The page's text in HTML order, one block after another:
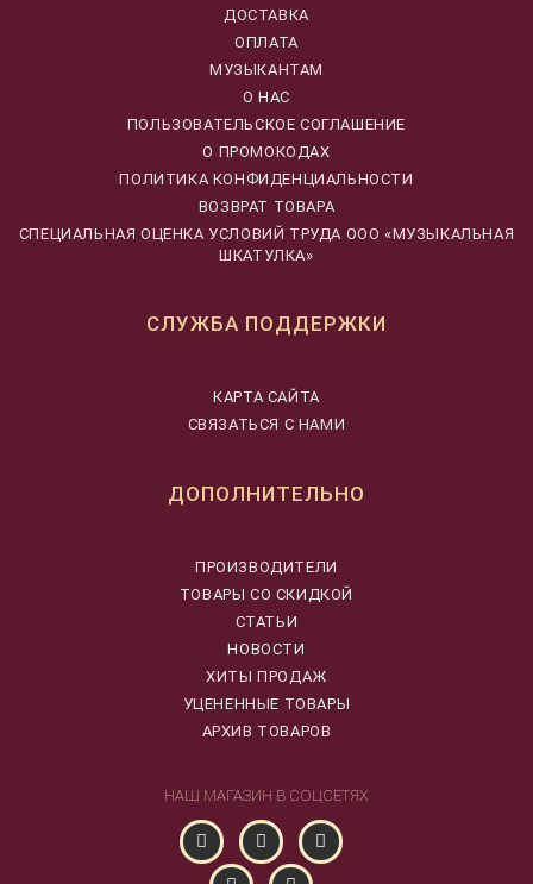
ДОСТАВКА
ОПЛАТА
МУЗЫКАНТАМ
О НАС
ПОЛЬЗОВАТЕЛЬСКОЕ СОГЛАШЕНИЕ
О ПРОМОКОДАХ
ПОЛИТИКА КОНФИДЕНЦИАЛЬНОСТИ
ВОЗВРАТ ТОВАРА
CПЕЦИАЛЬНАЯ ОЦЕНКА УСЛОВИЙ ТРУДА ООО «МУЗЫКАЛЬНАЯ
ШКАТУЛКА»
СЛУЖБА ПОДДЕРЖКИ
КАРТА САЙТА
СВЯЗАТЬСЯ С НАМИ
ДОПОЛНИТЕЛЬНО
ПРОИЗВОДИТЕЛИ
ТОВАРЫ СО СКИДКОЙ
СТАТЬИ
НОВОСТИ
ХИТЫ ПРОДАЖ
УЦЕНЕННЫЕ ТОВАРЫ
АРХИВ ТОВАРОВ
НАШ МАГАЗИН В СОЦСЕТЯХ